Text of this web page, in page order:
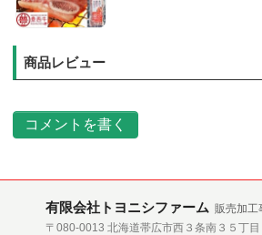
商品レビュー
コメントを書く
有限会社トヨニシファーム 販売加工
〒080-0013 北海道帯広市西３条南３５丁